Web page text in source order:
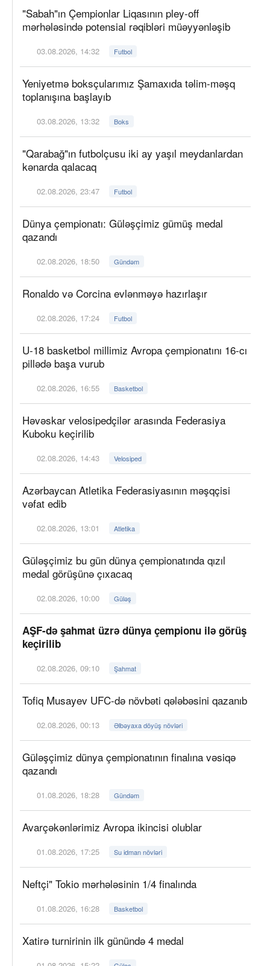
"Sabah"ın Çempionlar Liqasının pley-off
mərhələsində potensial rəqibləri müəyyənləşib
03.08.2026, 14:32 Futbol
Yeniyetmə boksçularımız Şamaxıda təlim-məşq
toplanışına başlayıb
03.08.2026, 13:32 Boks
"Qarabağ"ın futbolçusu iki ay yaşıl meydanlardan
kənarda qalacaq
02.08.2026, 23:47 Futbol
Dünya çempionatı: Güləşçimiz gümüş medal
qazandı
02.08.2026, 18:50 Gündəm
Ronaldo və Corcina evlənməyə hazırlaşır
02.08.2026, 17:24 Futbol
U-18 basketbol millimiz Avropa çempionatını 16-cı
pillədə başa vurub
02.08.2026, 16:55 Basketbol
Həvəskar velosipedçilər arasında Federasiya
Kuboku keçirilib
02.08.2026, 14:43 Velosiped
Azərbaycan Atletika Federasiyasının məşqçisi
vəfat edib
02.08.2026, 13:01 Atletika
Güləşçimiz bu gün dünya çempionatında qızıl
medal görüşünə çıxacaq
02.08.2026, 10:00 Güləş
AŞF-də şahmat üzrə dünya çempionu ilə görüş
keçirilib
02.08.2026, 09:10 Şahmat
Tofiq Musayev UFC-də növbəti qələbəsini qazanıb
02.08.2026, 00:13 Əlbəyaxa döyüş növləri
Güləşçimiz dünya çempionatının finalına vəsiqə
qazandı
01.08.2026, 18:28 Gündəm
Avarçəkənlərimiz Avropa ikincisi olublar
01.08.2026, 17:25 Su idman növləri
Neftçi" Tokio mərhələsinin 1/4 finalında
01.08.2026, 16:28 Basketbol
Xatirə turnirinin ilk günündə 4 medal